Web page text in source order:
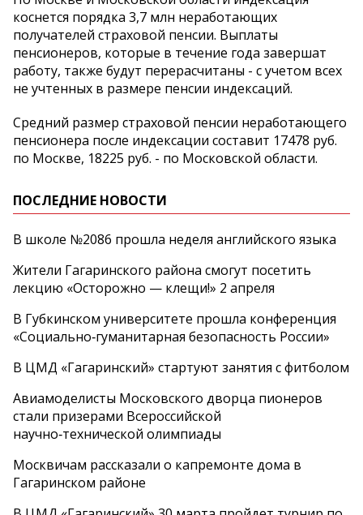
коснется порядка 3,7 млн неработающих
получателей страховой пенсии. Выплаты
пенсионеров, которые в течение года завершат
работу, также будут перерасчитаны - с учетом всех
не учтенных в размере пенсии индексаций.
Средний размер страховой пенсии неработающего
пенсионера после индексации составит 17478 руб.
по Москве, 18225 руб. - по Московской области.
ПОСЛЕДНИЕ НОВОСТИ
В школе №2086 прошла неделя английского языка
Жители Гагаринского района смогут посетить
лекцию «Осторожно — клещи!» 2 апреля
В Губкинском университете прошла конференция
«Социально‑гуманитарная безопасность России»
В ЦМД «Гагаринский» стартуют занятия с фитболом
Авиамоделисты Московского дворца пионеров
стали призерами Всероссийской
научно‑технической олимпиады
Москвичам рассказали о капремонте дома в
Гагаринском районе